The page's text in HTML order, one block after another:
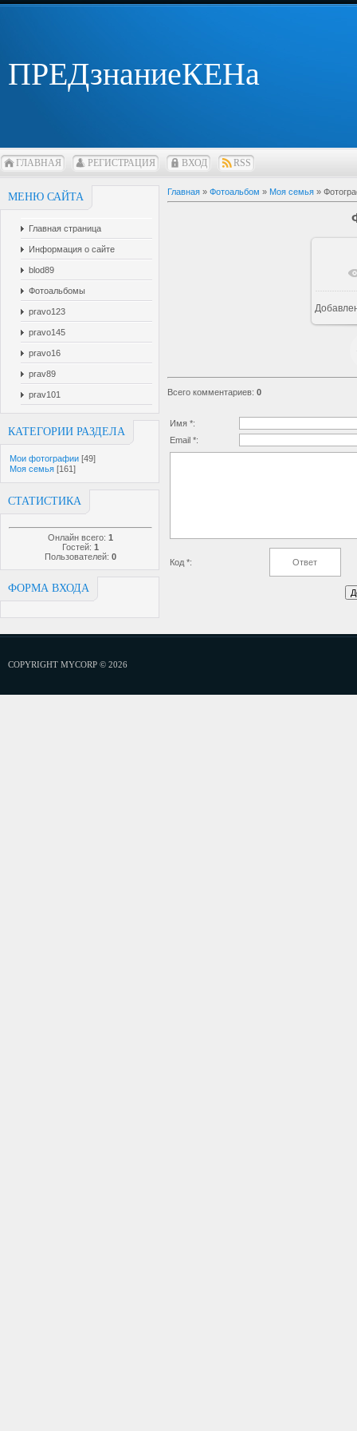
ПРЕДзнаниеКЕНа
ГЛАВНАЯ РЕГИСТРАЦИЯ ВХОД RSS
МЕНЮ САЙТА
Главная страница
Информация о сайте
blod89
Фотоальбомы
pravo123
pravo145
pravo16
prav89
prav101
КАТЕГОРИИ РАЗДЕЛА
Мои фотографии [49]
Моя семья [161]
СТАТИСТИКА
Онлайн всего: 1
Гостей: 1
Пользователей: 0
ФОРМА ВХОДА
Главная » Фотоальбом » Моя семья »
В
Всего комментариев: 0
Имя *:
Email *:
Код *:
COPYRIGHT MYCORP © 2026